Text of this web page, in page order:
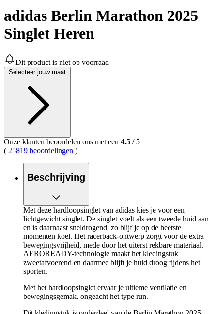
adidas Berlin Marathon 2025
Singlet Heren
Dit product is niet op voorraad
Selecteer jouw maat
Onze klanten beoordelen ons met een 4.5 /5
( 25819 beoordelingen )
Beschrijving
Met deze hardloopsinglet van adidas kies je voor een
lichtgewicht singlet. De singlet voelt als een tweede huid aan
en is daarnaast sneldrogend, zo blijf je op de heetste
momenten koel. Het racerback-ontwerp zorgt voor de extra
bewegingsvrijheid, mede door het uiterst rekbare materiaal.
AEROREADY-technologie maakt het kledingstuk
zweetafvoerend en daarmee blijft je huid droog tijdens het
sporten.
Met het hardloopsinglet ervaar je ultieme ventilatie en
bewegingsgemak, ongeacht het type run.